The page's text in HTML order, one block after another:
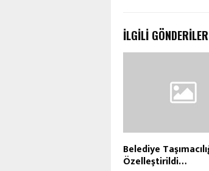
İLGILI GÖNDERILER
Belediye
Özelleştirildi…